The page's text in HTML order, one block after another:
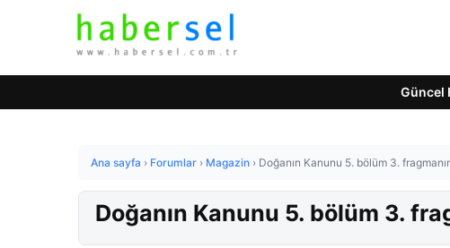
Güncel
Ana sayfa › Forumlar › Magazin › Doğanın Kanunu 5. bölüm 3.
Doğanın Kanunu 5. bölüm 3.